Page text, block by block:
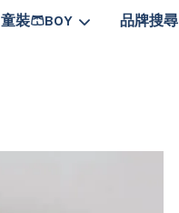
童裝🩳BOY 品牌搜尋